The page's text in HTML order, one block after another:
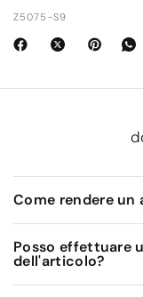
Z5075-S9
Come rendere un
Posso effettuare
dell'articolo?